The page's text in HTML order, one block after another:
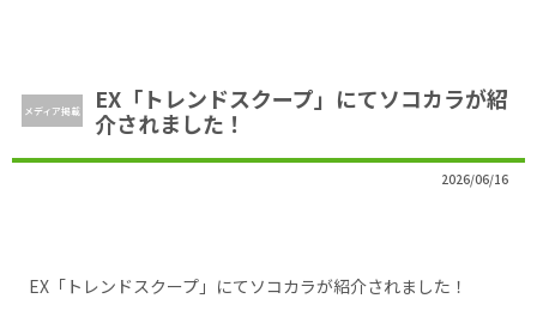
メディア掲載
EX「トレンドスクープ」にてソコカラが紹
介されました！
2026/06/16
EX「トレンドスクープ」にてソコカラが紹介されました！